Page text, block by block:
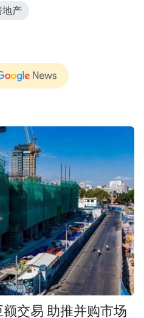
地产
交易 助推并购市场